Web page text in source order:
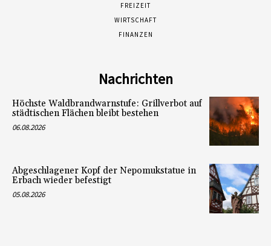
FREIZEIT
WIRTSCHAFT
FINANZEN
Nachrichten
Höchste Waldbrandwarnstufe: Grillverbot auf
städtischen Flächen bleibt bestehen
06.08.2026
Abgeschlagener Kopf der Nepomukstatue in
Erbach wieder befestigt
05.08.2026